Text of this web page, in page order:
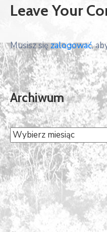
Leave Your
Musisz sięzalogować,
Archiwum